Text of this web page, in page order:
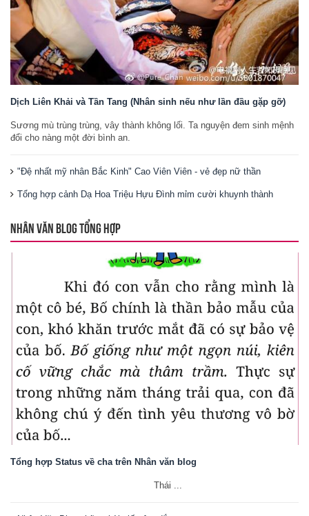
Dịch Liên Khải và Tần Tang (Nhân sinh nếu như lần đầu gặp gỡ)
Sương mù trùng trùng, vây thành không lối. Ta nguyện đem sinh mệnh
đổi cho nàng một đời bình an.
"Đệ nhất mỹ nhân Bắc Kinh" Cao Viên Viên - vẻ đẹp nữ thần
Tổng hợp cảnh Dạ Hoa Triệu Hựu Đình mỉm cười khuynh thành
NHÂN VĂN BLOG TỔNG HỢP
Tổng hợp Status về cha trên Nhân văn blog
Thái ...